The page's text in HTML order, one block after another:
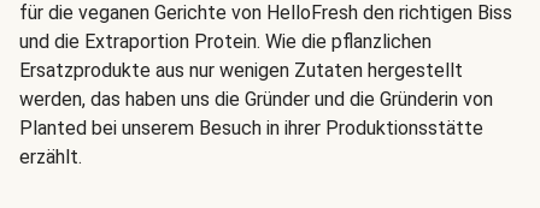
für die veganen Gerichte von HelloFresh den richtigen Biss
und die Extraportion Protein. Wie die pflanzlichen
Ersatzprodukte aus nur wenigen Zutaten hergestellt
werden, das haben uns die Gründer und die Gründerin von
Planted bei unserem Besuch in ihrer Produktionsstätte
erzählt.